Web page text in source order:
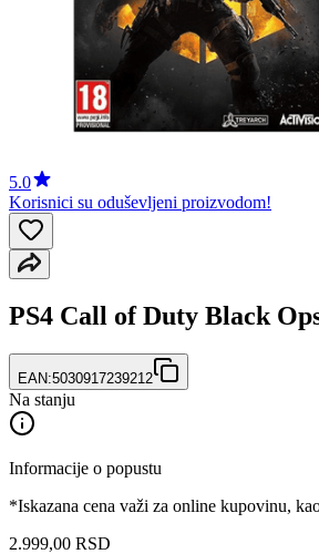
5.0
Korisnici su oduševljeni proizvodom!
PS4 Call of Duty Black
EAN:5030917239212
Na stanju
Informacije o popustu
*Iskazana cena važi za online kupovinu,
2.999,00 RSD